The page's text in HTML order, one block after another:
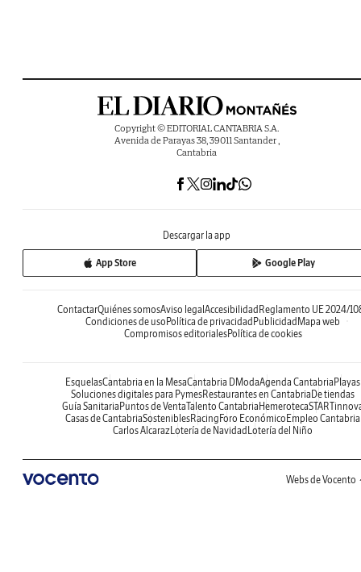
Copyright © EDITORIAL CANTABRIA S.A.
Avenida de Parayas 38, 39011 Santander ,
Cantabria
Descargar la app
App Store Google Play
ContactarQuiénes somosAviso legalAccesibilidadReglamento UE 2024/
Condiciones de usoPolítica de privacidadPublicidadMapa web
Compromisos editorialesPolítica de cookies
EsquelasCantabria en la MesaCantabria DModaAgenda CantabriaPlayas
Soluciones digitales para PymesRestaurantes en CantabriaDe tiendas
Guía SanitariaPuntos de VentaTalento CantabriaHemeroteca
Casas de CantabriaSosteniblesRacingForo EconómicoEmpleo Cantabria
Carlos AlcarazLotería de NavidadLotería del Niño
Webs de Vocento